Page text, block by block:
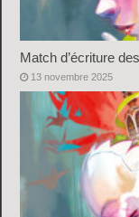
Match d’écriture
13 novembre 2025